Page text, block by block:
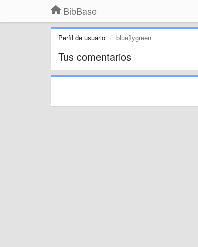
BibBase
Perfil de usuario blueflygreen
Tus comentarios